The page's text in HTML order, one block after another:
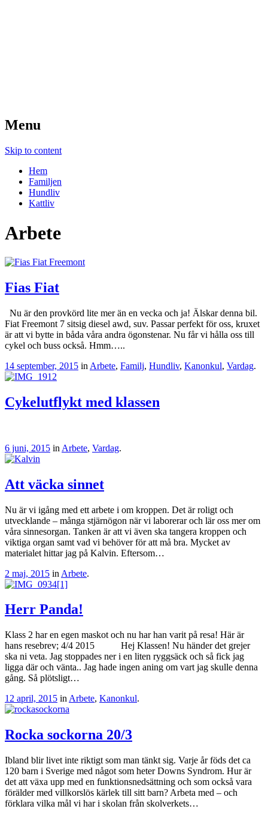
Menu
Skip to content
Hem
Familjen
Hundliv
Kattliv
Arbete
Fias Fiat
Nu är den provkörd lite mer än en vecka och ja! Älskar denna bil.
Fiat Freemont 7 sitsig diesel awd, suv. Passar perfekt för oss, kruxet
är att vi bytte in båda våra andra ögonstenar. Nu får vi hålla oss till
cykel och buss också. Hmm…..
14 september, 2015 in Arbete, Familj, Hundliv, Kanonkul, Vardag.
Cykelutflykt med klassen
6 juni, 2015 in Arbete, Vardag.
Att väcka sinnet
Nu är vi igång med ett arbete i om kroppen. Det är roligt och
utvecklande – många stjärnögon när vi laborerar och lär oss mer om
våra sinnesorgan. Tanken är att vi även ska tangera kroppen och
viktiga organ samt vad vi behöver för att må bra. Mycket av
materialet hittar jag på Kalvin. Eftersom…
2 maj, 2015 in Arbete.
Herr Panda!
Klass 2 har en egen maskot och nu har han varit på resa! Här är
hans resebrev; 4/4 2015 Hej Klassen! Nu händer det grejer
ska ni veta. Jag stoppades ner i en liten ryggsäck och så fick jag
ligga där och vänta.. Jag hade ingen aning om vart jag skulle denna
gång. Så plötsligt…
12 april, 2015 in Arbete, Kanonkul.
Rocka sockorna 20/3
Ibland blir livet inte riktigt som man tänkt sig. Varje år föds det ca
120 barn i Sverige med något som heter Downs Syndrom. Hur är
det att växa upp med en funktionsnedsättning och som också vara
förälder med villkorslös kärlek till sitt barn? Arbeta med – och
förklara vilka mål vi har i skolan från skolverkets…